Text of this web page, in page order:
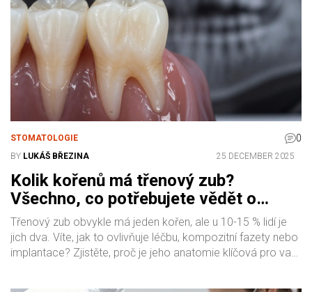
STOMATOLOGIE 0
BY LUKÁŠ BŘEZINA 25 DECEMBER 2025
Kolik kořenů má třenový zub?
Všechno, co potřebujete vědět o
anatomii a léčbě
Třenový zub obvykle má jeden kořen, ale u 10-15 % lidí je
jich dva. Víte, jak to ovlivňuje léčbu, kompozitní fazety nebo
implantace? Zjistěte, proč je jeho anatomie klíčová pro vaši